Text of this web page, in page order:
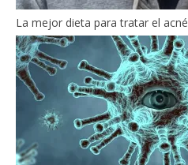
La mejor dieta para tratar el acné